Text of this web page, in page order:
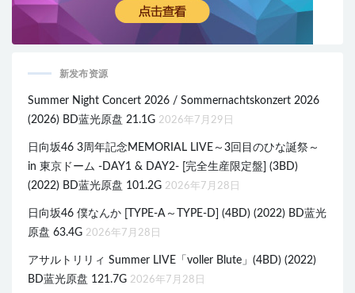
新发布资源
Summer Night Concert 2026 / Sommernachtskonzert 2026
(2026) BD蓝光原盘 21.1G 2026年7月29日
日向坂46 3周年記念MEMORIAL LIVE～3回目のひな誕祭～
in 東京ドーム -DAY1 & DAY2- [完全生産限定盤] (3BD)
(2022) BD蓝光原盘 101.2G 2026年7月28日
日向坂46 僕なんか [TYPE-A～TYPE-D] (4BD) (2022) BD蓝光
原盘 63.4G 2026年7月28日
アサルトリリィ Summer LIVE「voller Blute」(4BD) (2022)
BD蓝光原盘 121.7G 2026年7月28日